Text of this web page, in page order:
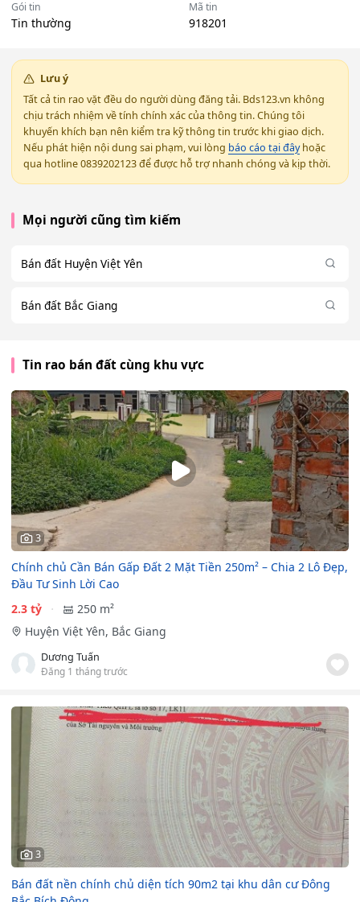
Gói tin
Tin thường
Mã tin
918201
Lưu ý
Tất cả tin rao vặt đều do người dùng đăng tải. Bds123.vn không
chịu trách nhiệm về tính chính xác của thông tin. Chúng tôi
khuyến khích bạn nên kiểm tra kỹ thông tin trước khi giao dịch.
Nếu phát hiện nội dung sai phạm, vui lòng báo cáo tại đâyhoặc
qua hotline 0839202123 để được hỗ trợ nhanh chóng và kịp thời.
Mọi người cũng tìm kiếm
Bán đất Huyện Việt Yên
Bán đất Bắc Giang
Tin rao bán đất cùng khu vực
3
Chính chủ Cần Bán Gấp Đất 2 Mặt Tiền 250m² – Chia 2 Lô Đẹp,
Đầu Tư Sinh Lời Cao
2.3 tỷ
250 m²
Huyện Việt Yên, Bắc Giang
Dương Tuấn
Đăng 1 tháng trước
3
Bán đất nền chính chủ diện tích 90m2 tại khu dân cư Đông